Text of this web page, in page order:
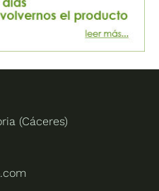
(Cáceres)